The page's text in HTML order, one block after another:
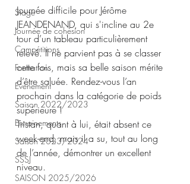
Stage
Journée de cohésion
Compétitions
Formation
Evènement
Saison 2022/2023
Entrainements
Saison 2023/2024
SSSJ
SAISON 2025/2026
Journée difficile pour Jérôme
JEANDENAND, qui s'incline au 2e
tour d’un tableau particulièrement
relevé. Il ne parvient pas à se classer
cette fois, mais sa belle saison mérite
d’être saluée. Rendez-vous l’an
prochain dans la catégorie de poids
supérieure !
Tristan, quant à lui, était absent ce
week-end, mais il a su, tout au long
de l’année, démontrer un excellent
niveau.